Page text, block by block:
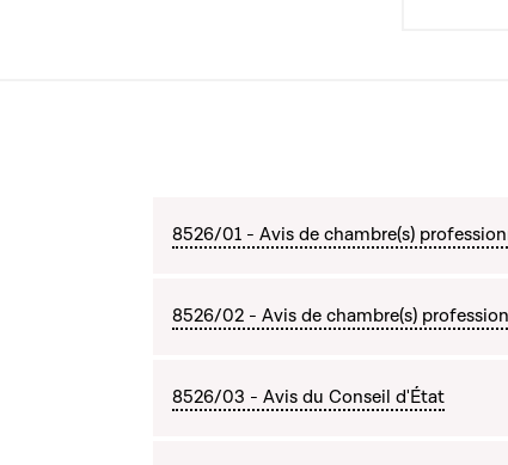
8526/01 - Avis de chambre(s)
8526/02 - Avis de chambre(s)
8526/03 - Avis du Conseil d'État